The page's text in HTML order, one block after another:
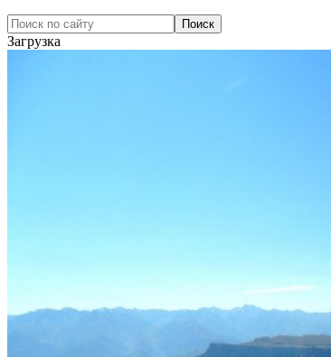
Загрузка